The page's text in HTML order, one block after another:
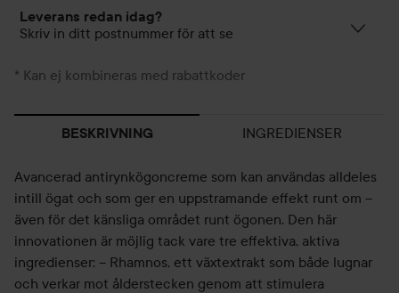
Leverans redan idag?
Skriv in ditt postnummer för att se
* Kan ej kombineras med rabattkoder
BESKRIVNING INGREDIENSER
Avancerad antirynkögoncreme som kan användas alldeles
intill ögat och som ger en uppstramande effekt runt om –
även för det känsliga området runt ögonen. Den här
innovationen är möjlig tack vare tre effektiva, aktiva
ingredienser: – Rhamnos, ett växtextrakt som både lugnar
och verkar mot ålderstecken genom att stimulera